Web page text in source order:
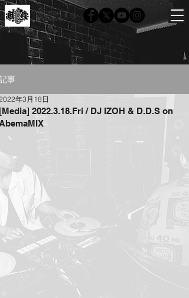
DJ IZOH
Official site
事
2022.3.18.Fri / DJ IZOH & D.D.S on
年3月18日